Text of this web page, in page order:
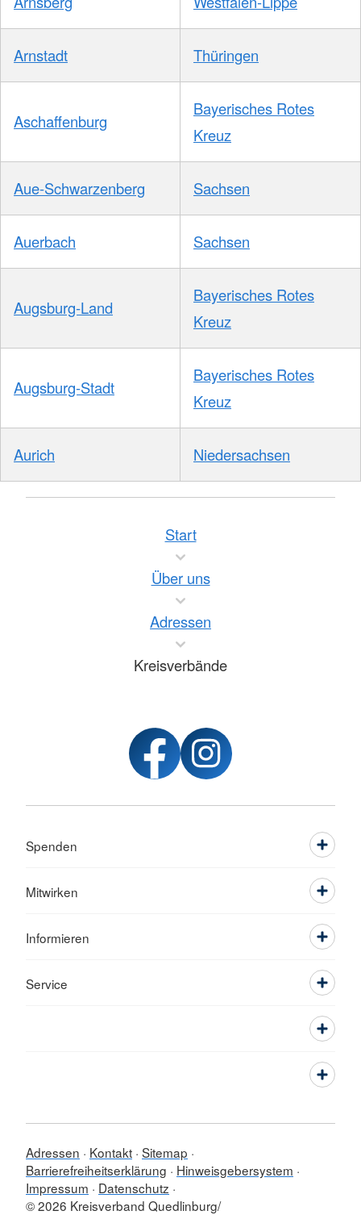
Arnstadt Thüringen
Aschaffenburg
Bayerisches Rotes
Kreuz
Aue-Schwarzenberg Sachsen
Auerbach Sachsen
Augsburg-Land
Bayerisches Rotes
Kreuz
Augsburg-Stadt
Bayerisches Rotes
Kreuz
Aurich Niedersachsen
Start
Über uns
Adressen
Kreisverbände
Spenden
Mitwirken
Informieren
Service
Adressen Kontakt Sitemap
Barrierefreiheitserklärung
Hinweisgebersystem
Impressum
Datenschutz
© 2026 Kreisverband Quedlinburg/